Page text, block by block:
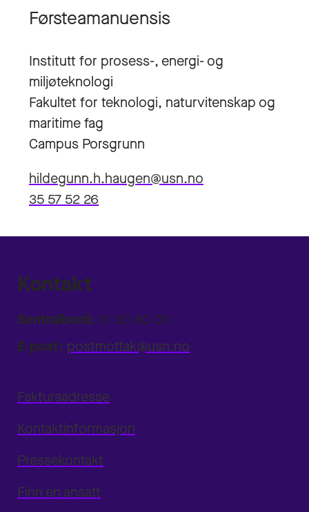
Førsteamanuensis
Institutt for prosess-, energi- og
miljøteknologi
Fakultet for teknologi, naturvitenskap og
maritime fag
Campus Porsgrunn
hildegunn.h.haugen@usn.no
35 57 52 26
Kontakt
Sentralbord: 31 00 80 00
E-post: postmottak@usn.no
Fakturaadresse
Kontaktinformasjon
Pressekontakt
Finn en ansatt